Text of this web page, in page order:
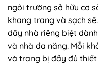
ngôi trường sở hữu cơ
khang trang và sạch
dãy nhà riêng biệt
và nhà đa năng. Mỗi
và trang bị đầy đủ